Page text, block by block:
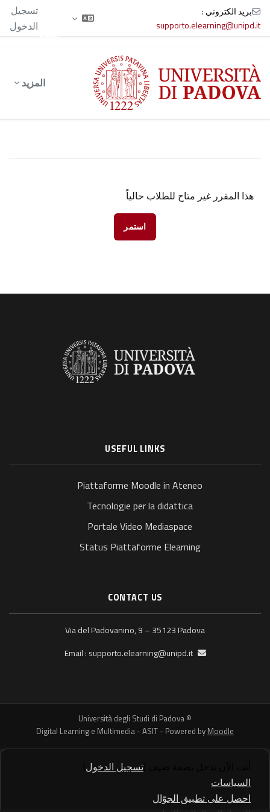
بريد الكتروني :
supporto.elearning@unipd.it
تسجيل
الدخول
المزيد
هذا المقرر غير متاح للطلاب حالياً
استمر
USEFUL LINKS
Piattaforme Moodle in Ateneo
Tecnologie per la didattica
Portale Video Mediaspace
Status Piattaforme Elearning
CONTACT US
Via del Padovanino, 9 – 35123 Padova
Email :
supporto.elearning@unipd.it
© Università degli Studi di Padova
Digital Learning e Multimedia - ASIT - Powered by Moodle
تسجيل الدخول
السياسات
احصل على تطبيق الجوّال